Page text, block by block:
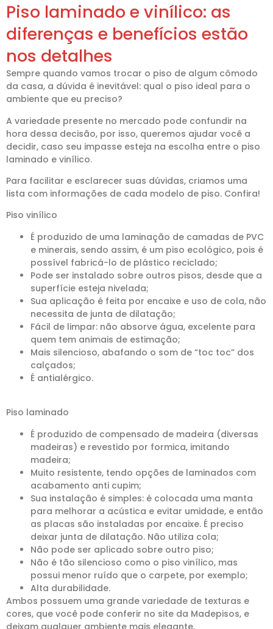
Piso laminado e vinílico: as
diferenças e benefícios estão
nos detalhes
Sempre quando vamos trocar o piso de algum cômodo
da casa, a dúvida é inevitável: qual o piso ideal para o
ambiente que eu preciso?
A variedade presente no mercado pode confundir na
hora dessa decisão, por isso, queremos ajudar você a
decidir, caso seu impasse esteja na escolha entre o piso
laminado e vinílico.
Para facilitar e esclarecer suas dúvidas, criamos uma
lista com informações de cada modelo de piso. Confira!
Piso vinílico
É produzido de uma laminação de camadas de PVC
e minerais, sendo assim, é um piso ecológico, pois é
possível fabricá-lo de plástico reciclado;
Pode ser instalado sobre outros pisos, desde que a
superfície esteja nivelada;
Sua aplicação é feita por encaixe e uso de cola, não
necessita de junta de dilatação;
Fácil de limpar: não absorve água, excelente para
quem tem animais de estimação;
Mais silencioso, abafando o som de “toc toc” dos
calçados;
É antialérgico.
Piso laminado
É produzido de compensado de madeira (diversas
madeiras) e revestido por formica, imitando
madeira;
Muito resistente, tendo opções de laminados com
acabamento anti cupim;
Sua instalação é simples: é colocada uma manta
para melhorar a acústica e evitar umidade, e então
as placas são instaladas por encaixe. É preciso
deixar junta de dilatação. Não utiliza cola;
Não pode ser aplicado sobre outro piso;
Não é tão silencioso como o piso vinílico, mas
possui menor ruído que o carpete, por exemplo;
Alta durabilidade.
Ambos possuem uma grande variedade de texturas e
cores, que você pode conferir no site da Madepisos, e
deixam qualquer ambiente mais elegante.